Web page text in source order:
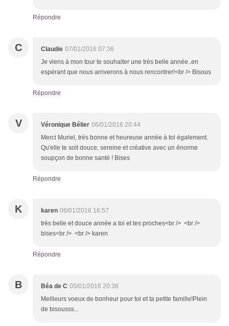
Répondre
C Claudie 07/01/2016 07:36
Je viens à mon tour te souhaiter une très belle année..en
espérant que nous arriverons à nous rencontrer!<br /> Bisous
Répondre
V Véronique Bélier 06/01/2016 20:44
Merci Muriel, très bonne et heureuse année à toi également.
Qu'elle te soit douce, sereine et créative avec un énorme
soupçon de bonne santé ! Bises
Répondre
K karen 06/01/2016 16:57
très belle et douce année a toi et tes proches<br /> <br />
bises<br /> <br /> karen
Répondre
B Béa de C 05/01/2016 20:38
Meilleurs voeux de bonheur pour toi et ta petite famille!Plein
de bisousss...